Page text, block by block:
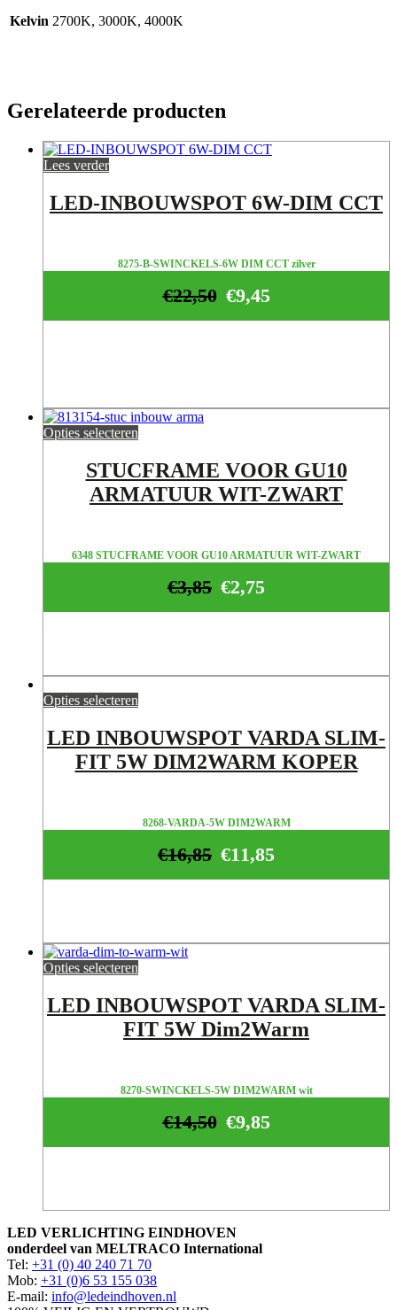
Kelvin 2700K, 3000K, 4000K
Gerelateerde producten
Lees verder
LED-INBOUWSPOT 6W-DIM CCT
8275-B-SWINCKELS-6W DIM CCT zilver
€9,45
€22,50
Opties selecteren
STUCFRAME VOOR GU10
ARMATUUR WIT-ZWART
6348 STUCFRAME VOOR GU10 ARMATUUR WIT-ZWART
€2,75
€3,85
Opties selecteren
LED INBOUWSPOT VARDA SLIM-
FIT 5W DIM2WARM KOPER
8268-VARDA-5W DIM2WARM
€11,85
€16,85
Opties selecteren
LED INBOUWSPOT VARDA SLIM-
FIT 5W Dim2Warm
8270-SWINCKELS-5W DIM2WARM wit
€9,85
€14,50
LED VERLICHTING EINDHOVEN
onderdeel van MELTRACO International
Tel: +31 (0) 40 240 71 70
Mob: +31 (0)6 53 155 038
E-mail: info@ledeindhoven.nl